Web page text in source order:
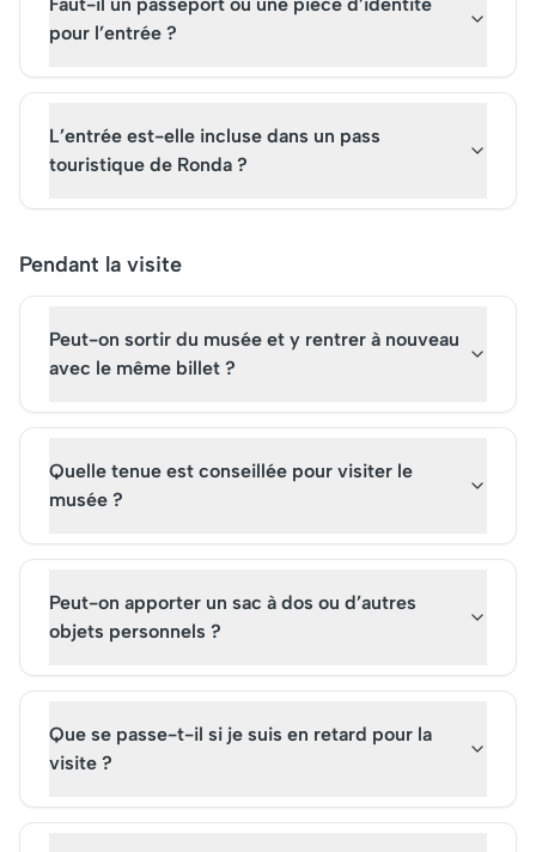
pour l’entrée ?
L’entrée est-elle incluse dans un pass
touristique de Ronda ?
Pendant la visite
Peut-on sortir du musée et y rentrer à nouveau
avec le même billet ?
Quelle tenue est conseillée pour visiter le
musée ?
Peut-on apporter un sac à dos ou d’autres
objets personnels ?
Que se passe-t-il si je suis en retard pour la
visite ?